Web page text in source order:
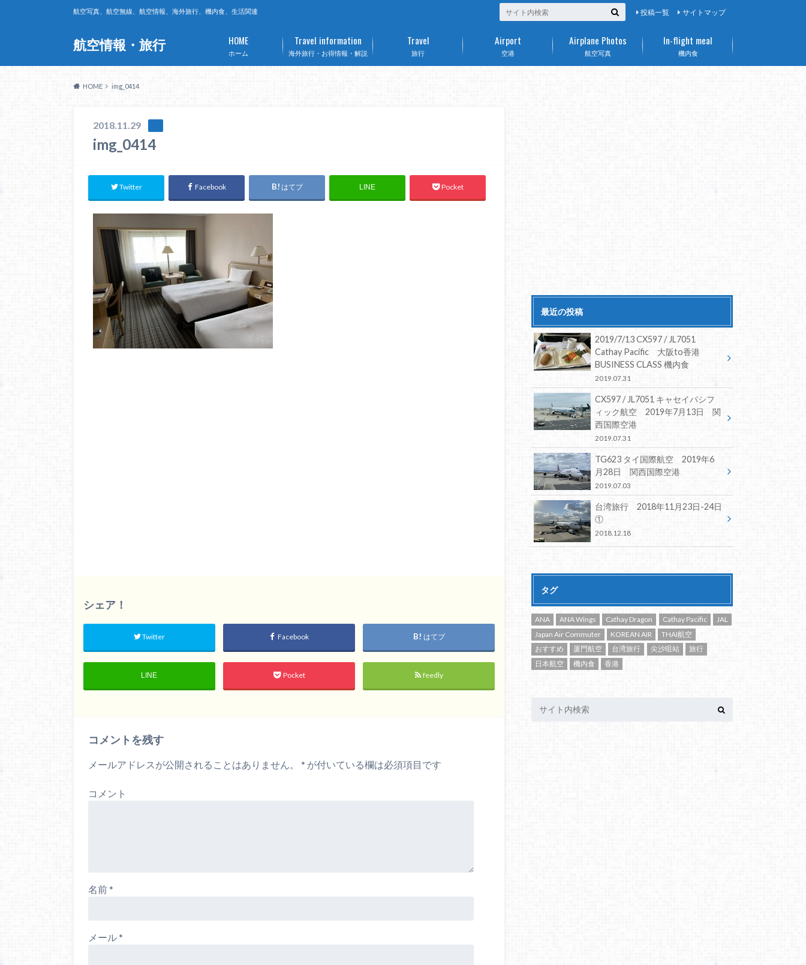
航空情報・旅行
航空写真、航空無線、航空情報、海外旅行、機内食、生活関連 投稿一覧 サイトマップ
ホーム
HOME
海外旅行・お得情報・解説
Travel information
旅行
Travel
空港
Airport
航空写真
Airplane Photos
機内食
In-flight meal
HOME img_0414
2018.11.29
img_0414
Twitter Facebook はてブ LINE Pocket
シェア！
Twitter Facebook はてブ
LINE Pocket feedly
コメントを残す
メールアドレスが公開されることはありません。 * が付いている欄は必須項目です
コメント
名前*
メール*
最近の投稿
2019/7/13 CX597 / JL7051
Cathay Pacific 大阪to香港
BUSINESS CLASS 機内食
2019.07.31
CX597 / JL7051 キャセイパシフ
ィック航空 2019年7月13日 関
西国際空港
2019.07.31
TG623 タイ国際航空 2019年6
月28日 関西国際空港
2019.07.03
台湾旅行 2018年11月23日-24日
①
2018.12.18
タグ
ANA ANA Wings Cathay Dragon Cathay Pacific
JAL
Japan Air Commuter
KOREAN AIR
THAI航空
おすすめ
厦門航空 台湾旅行 尖沙咀站
旅行
日本航空
機内食 香港